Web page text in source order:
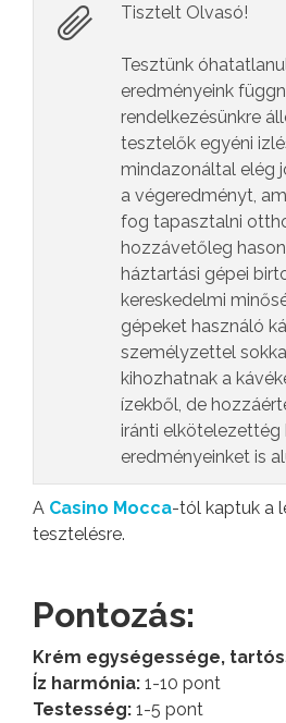
Tisztelt Olvasó!
Tesztünk
eredményeink
rendelkezésünkre
tesztelők egyéni
mindazonáltal elég
a végeredményt,
fog tapasztalni
hozzávetőleg
háztartási gépei
kereskedelmi
gépeket használó
személyzettel
kihozhatnak a
ízekből, de
iránti elkötelezettég
eredményeinket is
A Casino Mocca-tól kaptuk a
tesztelésre.
Pontozás:
Krém egységessége,
Íz harmónia: 1-10 pont
Testesség: 1-5 pont